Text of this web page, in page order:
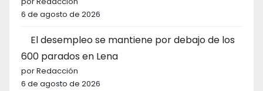
6 de agosto de 2026
El desempleo se mantiene por debajo de los
600 parados en Lena
por Redacción
6 de agosto de 2026